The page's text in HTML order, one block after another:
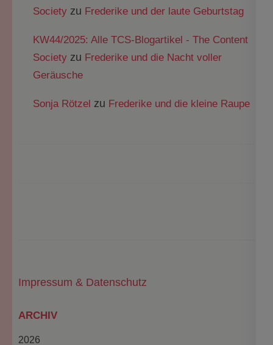
Society zu Frederike und der laute Geburtstag
KW44/2025: Alle TCS-Blogartikel - The Content
Society zu Frederike und die Nacht voller
Geräusche
Sonja Rötzel zu Frederike und die kleine Raupe
Impressum & Datenschutz
ARCHIV
2026